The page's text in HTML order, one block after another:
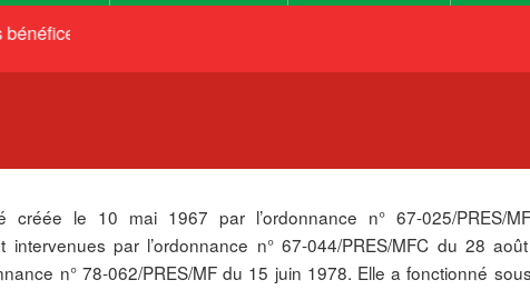
au Faso
créée le 10 mai 1967 par l’ordonnance n° 67-025/PRES/
intervenues par l’ordonnance n° 67-044/PRES/MFC du 28
n° 78-062/PRES/MF du 15 juin 1978. Elle a fonctionné